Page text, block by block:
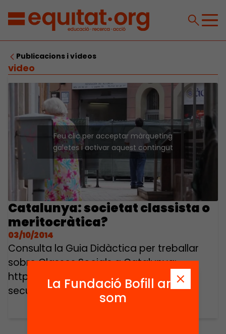
Publicacions i vídeos
video
Feu clic per acceptar màrqueting
galetes i activar aquest contingut
Catalunya: societat classista o
meritocràtica?
03/10/2014
Consulta la Guia Didàctica per treballar
sobre Classes Socials a Catalunya:
http://bit.ly/ZJm5Un (Recomanat per
secundària)La Fundació Bofill ara
som